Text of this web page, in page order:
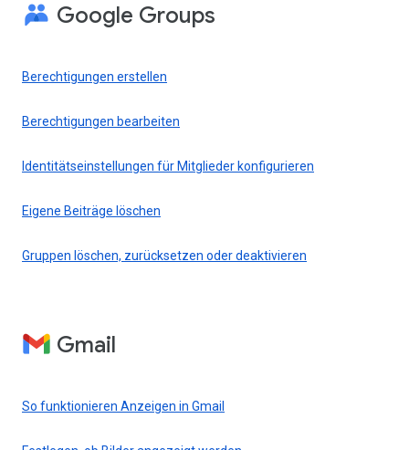
Google Groups
Berechtigungen erstellen
Berechtigungen bearbeiten
Identitätseinstellungen für Mitglieder konfigurieren
Eigene Beiträge löschen
Gruppen löschen, zurücksetzen oder deaktivieren
Gmail
So funktionieren Anzeigen in Gmail